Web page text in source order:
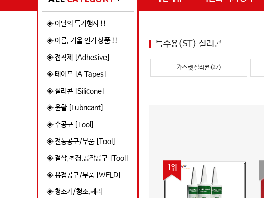
◈ 이달의 특가행사 !!
◈ 여름, 겨울 인기 상품 !!
◈ 접착제 [Adhesive]
◈ 테이프 [A.Tapes]
◈ 실리콘 [Silicone]
◈ 윤활 [Lubricant]
◈ 수공구 [Tool]
◈ 전동공구/부품 [Tool]
◈ 절삭,초경,공작공구 [Tool]
◈ 용접공구/부품 [WELD]
◈ 청소기/청소,헤라
특수용(ST) 실리콘
가스켓 실리콘(27)
1위